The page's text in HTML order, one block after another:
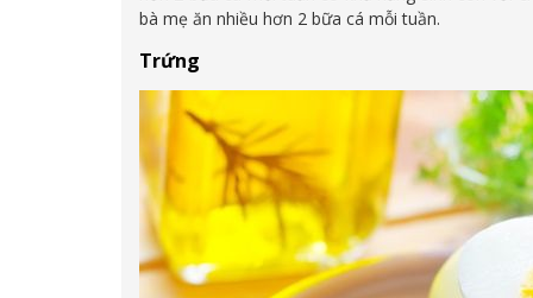
bà mẹ ăn nhiều hơn 2 bữa cá mỗi tuần.
Trứng